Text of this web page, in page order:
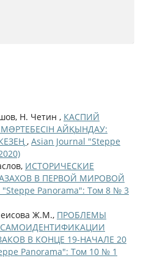
Н. Четин , КАСПИЙ
МƏРТЕБЕСІН АЙҚЫНДАУ:
, Asian Journal "Steppe
ИСТОРИЧЕСКИЕ
В ПЕРВОЙ МИРОВОЙ
"Steppe Panorama": Том 8 № 3
Ж.М., ПРОБЛЕМЫ
В КОНЦЕ 19-НАЧАЛЕ 20
Panorama": Том 10 № 1